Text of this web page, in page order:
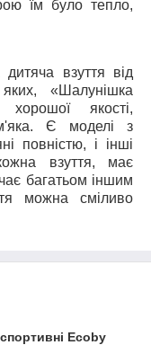
їм було тепло,
взуття від
«Шалунішка
якості,
м'яка. Є моделі з
повністю, і інші
взуття, має
багатьом іншим
можна сміливо
Ecoby